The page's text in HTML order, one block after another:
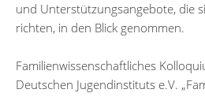
und Unterstützungsangebote, die
richten, in den Blick genommen.
Familienwissenschaftliches
Deutschen Jugendinstituts e.V.